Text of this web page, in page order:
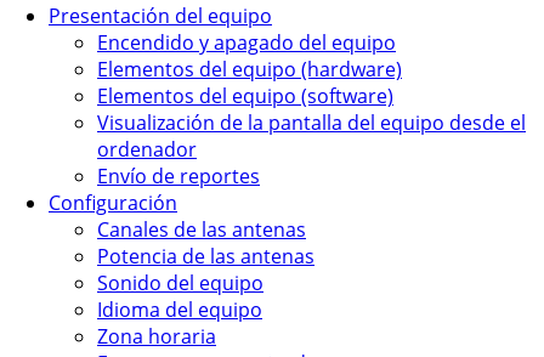
Presentación del equipo
Encendido y apagado del equipo
Elementos del equipo (hardware)
Elementos del equipo (software)
Visualización de la pantalla del equipo desde el
ordenador
Envío de reportes
Configuración
Canales de las antenas
Potencia de las antenas
Sonido del equipo
Idioma del equipo
Zona horaria